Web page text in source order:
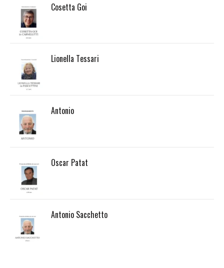
Cosetta Goi
Lionella Tessari
Antonio
Oscar Patat
Antonio Sacchetto